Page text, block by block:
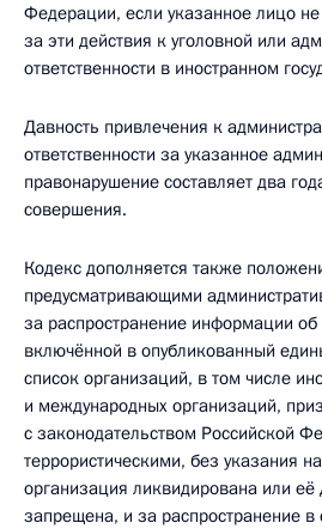
Федерации, если указанное лицо
за эти действия к уголовной или
ответственности в иностранном
Давность привлечения к
ответственности за указанное
правонарушение составляет два
совершения.
Кодекс дополняется также
предусматривающими
за распространение информации об
включённой в опубликованный
список организаций, в том числе
и международных организаций,
с законодательством Российской
террористическими, без указания
организация ликвидирована или её
запрещена, и за распространение в